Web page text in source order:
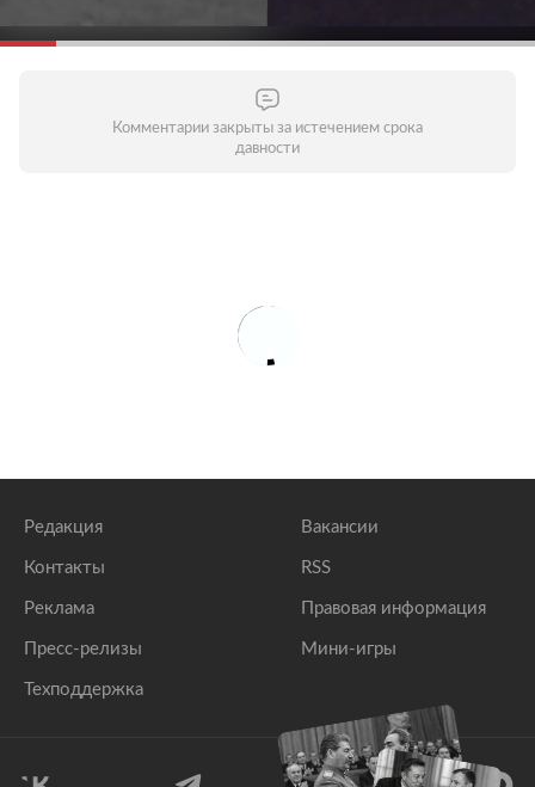
Комментарии закрыты за истечением срока
давности
Редакция
Контакты
Реклама
Пресс-релизы
Техподдержка
Вакансии
RSS
Правовая информация
Мини-игры